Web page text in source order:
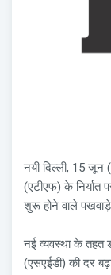
नयी दिल्ली, 15 जून
(एटीएफ) के निर्यात
शुरू होने वाले
नई व्यवस्था के तहत
(एसएईडी) की दर